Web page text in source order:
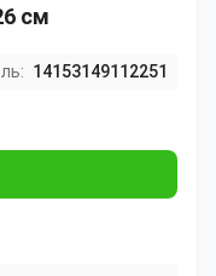
см
14153149112251